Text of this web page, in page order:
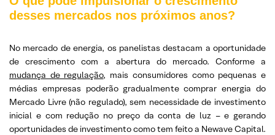
desses mercados nos próximos anos?
No mercado de energia, os panelistas destacam a oportunidade
de crescimento com a abertura do mercado. Conforme a
mudança de regulação, mais consumidores como pequenas e
médias empresas poderão gradualmente comprar energia do
Mercado Livre (não regulado), sem necessidade de investimento
inicial e com redução no preço da conta de luz – e gerando
oportunidades de investimento como tem feito a Newave Capital.